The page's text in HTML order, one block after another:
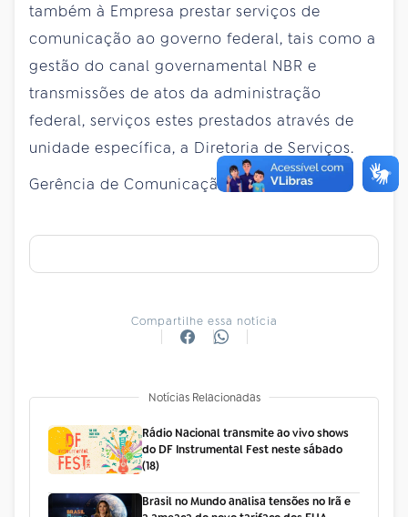
também à Empresa prestar serviços de
comunicação ao governo federal, tais como a
gestão do canal governamental NBR e
transmissões de atos da administração
federal, serviços estes prestados através de
unidade específica, a Diretoria de Serviços.
Gerência de Comunicação
Compartilhe essa notícia
Notícias Relacionadas
Rádio Nacional transmite ao vivo shows
do DF Instrumental Fest neste sábado
(18)
Brasil no Mundo analisa tensões no Irã e